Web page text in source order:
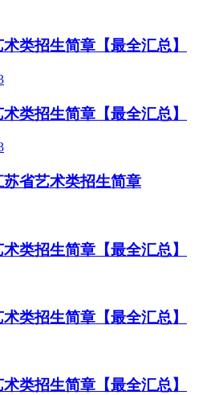
类招生简章【最全汇总】
类招生简章【最全汇总】
省艺术类招生简章
类招生简章【最全汇总】
类招生简章【最全汇总】
类招生简章【最全汇总】